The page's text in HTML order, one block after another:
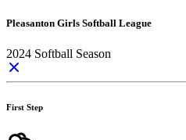
Pleasanton Girls Softball League
2024 Softball Season
First Step